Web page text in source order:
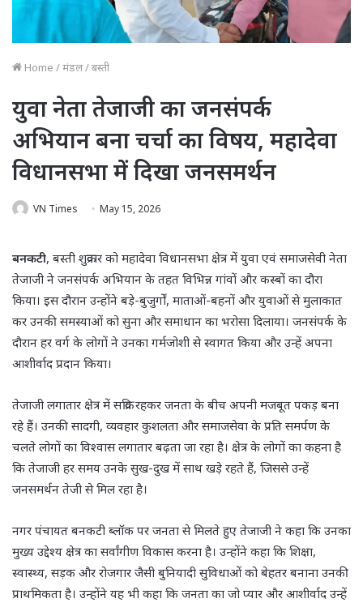
Home /मंडल/बस्ती
युवा नेता तेजाजी का जनसंपर्क
अभियान बना चर्चा का विषय, महादेवा
विधानसभा में दिखा जनसमर्थन
VN Times May 15, 2026
बनकटी, बस्ती शुक्रवार को महादेवा विधानसभा क्षेत्र में युवा एवं समाजसेवी नेता
तेजाजी ने जनसंपर्क अभियान के तहत विभिन्न गांवों और कस्बों का दौरा
किया। इस दौरान उन्होंने बड़े-बुजुर्गों, माताओं-बहनों और युवाओं से मुलाकात
कर उनकी समस्याओं को सुना और समाधान का भरोसा दिलाया। जनसंपर्क के
दौरान हर वर्ग के लोगों ने उनका गर्मजोशी से स्वागत किया और उन्हें अपना
आशीर्वाद प्रदान किया।
तेजाजी लगातार क्षेत्र में सक्रिय रहकर जनता के बीच अपनी मजबूत पकड़ बना
रहे हैं। उनकी सादगी, व्यवहार कुशलता और समाजसेवा के प्रति समर्पण के
चलते लोगों का विश्वास लगातार बढ़ता जा रहा है। क्षेत्र के लोगों का कहना है
कि तेजाजी हर समय उनके सुख-दुख में साथ खड़े रहते हैं, जिससे उन्हें
जनसमर्थन तेजी से मिल रहा है।
नगर पंचायत बनकटी ब्लॉक पर जनता से मिलते हुए तेजाजी ने कहा कि उनका
मुख्य उद्देश्य क्षेत्र का सर्वांगीण विकास करना है। उन्होंने कहा कि शिक्षा,
स्वास्थ्य, सड़क और रोजगार जैसी बुनियादी सुविधाओं को बेहतर बनाना उनकी
प्राथमिकता है। उन्होंने यह भी कहा कि जनता का जो प्यार और आशीर्वाद उन्हें